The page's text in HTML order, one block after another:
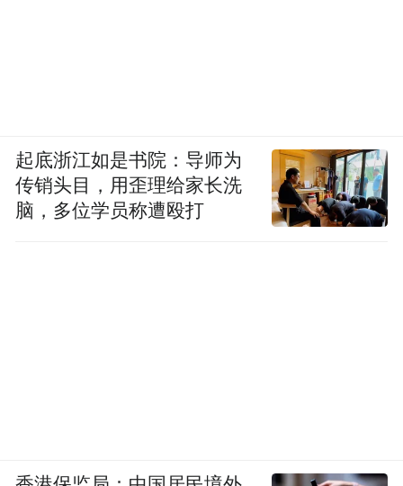
起底浙江如是书院：导师为
传销头目，用歪理给家长洗
脑，多位学员称遭殴打